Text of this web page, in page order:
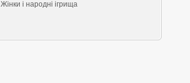
Жінки і народні ігрища